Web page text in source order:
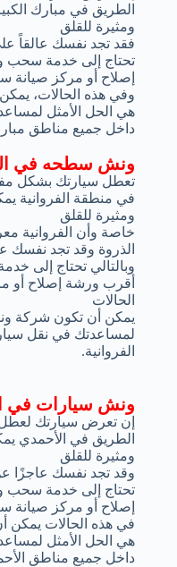
ونش سطحه في
تعطل سيارتك بشكل
في منطقة الفروانية
ومثيرة للقلق
خاصة وأن الفروانية
الذروة وقد تجد نفسك
وبالتالي تحتاج إلى
أقرب ورشة إصلاح أو
الحالات
يمكن أن تكون شركة
لمساعدتك في نقل
الفروانية.
الطريق في مبارك
ومثيرة للقلق
فقد تجد نفسك عالقاً
تحتاج إلى خدمة سحب
إصلاح أو مركز صيانة
وفي هذه الحالات،
هي الحل الأمثل
داخل جميع مناطق
ونش سيارات في
إن تعرض سيارتك لعطل
الطريق في الأحمدي
ومثيرة للقلق
وقد تجد نفسك عاجزًا
تحتاج إلى خدمة سحب
إصلاح أو مركز صيانة
في هذه الحالات يمكن
هي الحل الأمثل
داخل جميع مناطق